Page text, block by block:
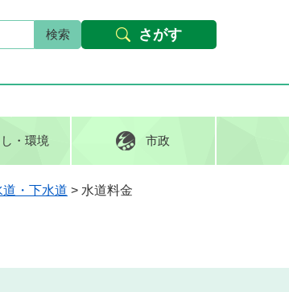
本文へ Foreign languages
G
o
e
カ
ス
・環境 市政
さがす
道・下水道 > 水道料金